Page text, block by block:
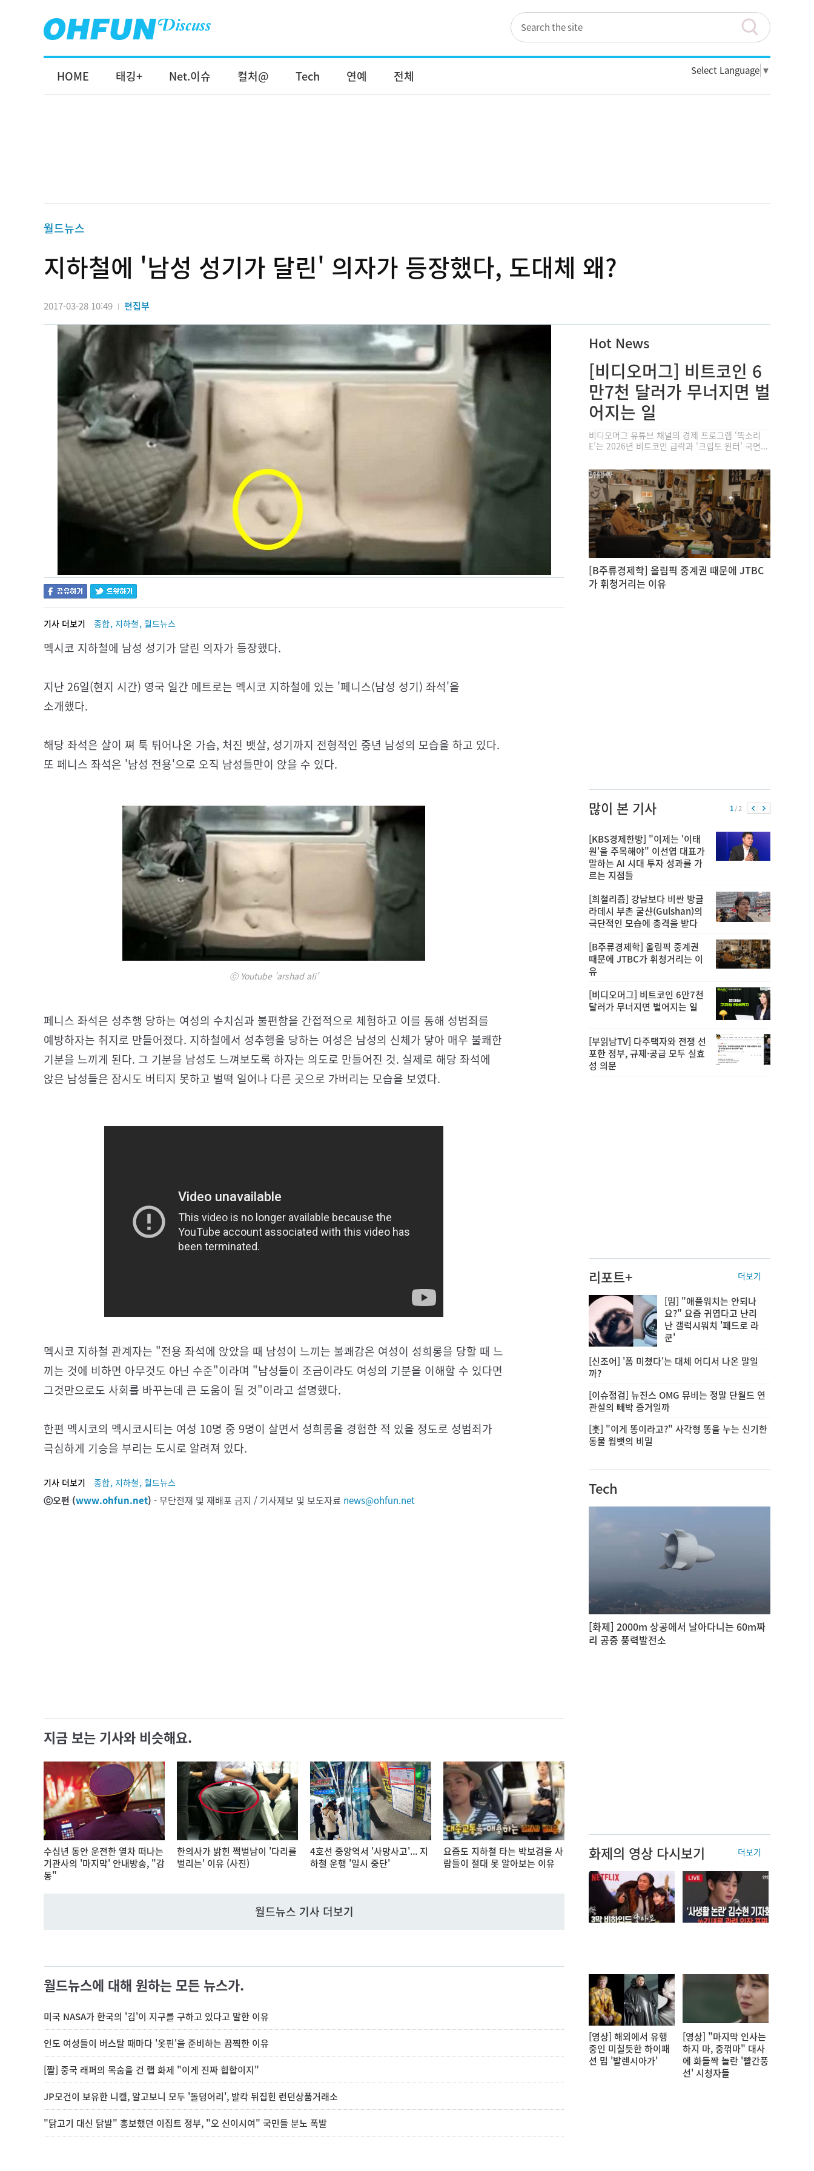
HOME 태깅+ Net.이슈 컬처@ Tech 연예 전체 Select Language ▼
월드뉴스
지하철에 '남성 성기가 달린' 의자가 등장했다, 도대체 왜?
2017-03-28 10:49 | 편집부
기사 더보기 종합, 지하철, 월드뉴스
멕시코 지하철에 남성 성기가 달린 의자가 등장했다.
지난 26일(현지 시간) 영국 일간 메트로는 멕시코 지하철에 있는 '페니스(남성 성기) 좌석'을
소개했다.
해당 좌석은 살이 쪄 툭 튀어나온 가슴, 처진 뱃살, 성기까지 전형적인 중년 남성의 모습을 하고 있다.
또 페니스 좌석은 '남성 전용'으로 오직 남성들만이 앉을 수 있다.
ⓒ Youtube 'arshad ali'
페니스 좌석은 성추행 당하는 여성의 수치심과 불편함을 간접적으로 체험하고 이를 통해 성범죄를
예방하자는 취지로 만들어졌다. 지하철에서 성추행을 당하는 여성은 남성의 신체가 닿아 매우 불쾌한
기분을 느끼게 된다. 그 기분을 남성도 느껴보도록 하자는 의도로 만들어진 것. 실제로 해당 좌석에
앉은 남성들은 잠시도 버티지 못하고 벌떡 일어나 다른 곳으로 가버리는 모습을 보였다.
멕시코 지하철 관계자는 "전용 좌석에 앉았을 때 남성이 느끼는 불쾌감은 여성이 성희롱을 당할 때 느
끼는 것에 비하면 아무것도 아닌 수준"이라며 "남성들이 조금이라도 여성의 기분을 이해할 수 있다면
그것만으로도 사회를 바꾸는데 큰 도움이 될 것"이라고 설명했다.
한편 멕시코의 멕시코시티는 여성 10명 중 9명이 살면서 성희롱을 경험한 적 있을 정도로 성범죄가
극심하게 기승을 부리는 도시로 알려져 있다.
기사 더보기 종합, 지하철, 월드뉴스
ⓒ오펀 (www.ohfun.net) - 무단전재 및 재배포 금지 / 기사제보 및 보도자료 news@ohfun.net
지금 보는 기사와 비슷해요.
수십년 동안 운전한 열차 떠나는
기관사의 '마지막' 안내방송, "감
동"
한의사가 밝힌 쩍벌남이 '다리를
벌리는' 이유 (사진)
4호선 중앙역서 '사망사고'... 지
하철 운행 '일시 중단'
요즘도 지하철 타는 박보검을 사
람들이 절대 못 알아보는 이유
월드뉴스 기사 더보기
월드뉴스에 대해 원하는 모든 뉴스가.
미국 NASA가 한국의 '김'이 지구를 구하고 있다고 말한 이유
인도 여성들이 버스탈 때마다 '옷핀'을 준비하는 끔찍한 이유
[짤] 중국 래퍼의 목숨을 건 랩 화제 "이게 진짜 힙합이지"
JP모건이 보유한 니켈, 알고보니 모두 '돌덩어리', 발칵 뒤집힌 런던상품거래소
"닭고기 대신 닭발" 홍보했던 이집트 정부, "오 신이시여" 국민들 분노 폭발
Hot News
[비디오머그] 비트코인 6
만7천 달러가 무너지면 벌
어지는 일
비디오머그 유튜브 채널의 경제 프로그램 ‘똑소리
E’는 2026년 비트코인 급락과 ‘크립토 윈터’ 국면...
[B주류경제학] 올림픽 중계권 때문에 JTBC
가 휘청거리는 이유
많이 본 기사 1/ 2
[KBS경제한방] "이제는 '이태
원'을 주목해야" 이선엽 대표가
말하는 AI 시대 투자 성과를 가
르는 지점들
[희철리즘] 강남보다 비싼 방글
라데시 부촌 굴샨(Gulshan)의
극단적인 모습에 충격을 받다
[B주류경제학] 올림픽 중계권
때문에 JTBC가 휘청거리는 이
유
[비디오머그] 비트코인 6만7천
달러가 무너지면 벌어지는 일
[부읽남TV] 다주택자와 전쟁 선
포한 정부, 규제·공급 모두 실효
성 의문
리포트+ 더보기
[밈] "애플워치는 안되나
요?" 요즘 귀엽다고 난리
난 갤럭시워치 '페드로 라
쿤'
[신조어] '폼 미쳤다'는 대체 어디서 나온 말일
까?
[이슈점검] 뉴진스 OMG 뮤비는 정말 단월드 연
관설의 빼박 증거일까
[훗] "이게 똥이라고?" 사각형 똥을 누는 신기한
동물 웜뱃의 비밀
Tech
[화제] 2000m 상공에서 날아다니는 60m짜
리 공중 풍력발전소
화제의 영상 다시보기 더보기
[영상] 해외에서 유행
중인 미칠듯한 하이패
션 밈 '발렌시아가'
[영상] "마지막 인사는
하지 마, 중꺾마" 대사
에 화들짝 놀란 '빨간풍
선' 시청자들